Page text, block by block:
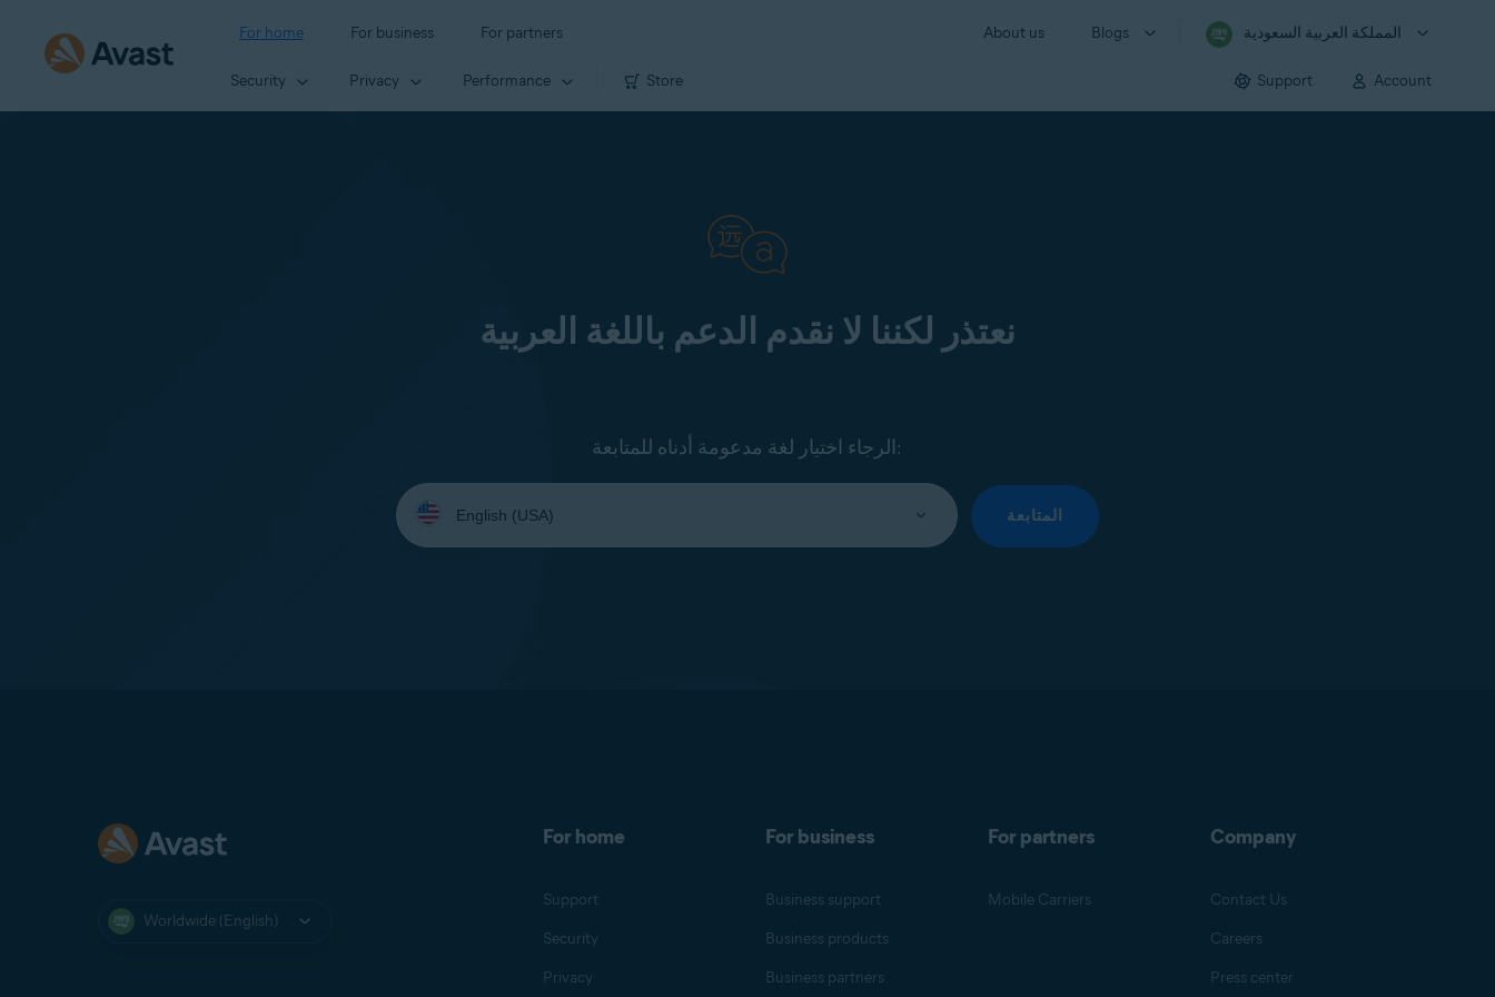
For home For business For partners About us Blogs المملكة العربية السعودية
Security Privacy Performance Store Support Account
نعتذر لكننا لا نقدم الدعم باللغة العربية
الرجاء اختيار لغة مدعومة أدناه للمتابعة:
Select
your
language:
المتابعة
Worldwide (English)
For home
Support
Security
Privacy
For business
Business support
Business products
Business partners
For partners
Mobile Carriers
Company
Contact Us
Careers
Press center